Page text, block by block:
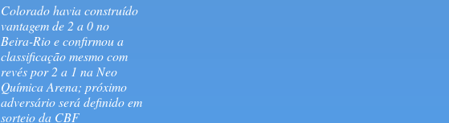
Colorado havia construído
vantagem de 2 a 0 no
Beira-Rio e confirmou a
classificação mesmo com
revés por 2 a 1 na Neo
Química Arena; próximo
adversário será definido em
sorteio da CBF